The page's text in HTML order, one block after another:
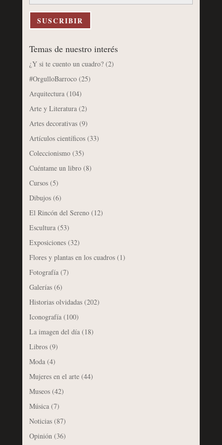
correo
electrónico
SUSCRIBIR
Temas de nuestro interés
¿Y si te cuento un cuadro?(2)
#OrgulloBarroco(25)
Arquitectura(104)
Arte y Literatura(2)
Artes decorativas(9)
Artículos científicos(33)
Coleccionismo(35)
Cuéntame un libro(8)
Cursos(5)
Dibujos(6)
El Rincón del Sereno(12)
Escultura(53)
Exposiciones(32)
Flores y plantas en los cuadros(1)
Fotografía(7)
Galerías(6)
Historias olvidadas(202)
Iconografía(100)
La imagen del día(18)
Libros(9)
Moda(4)
Mujeres en el arte(44)
Museos(42)
Música(7)
Noticias(87)
Opinión (36)